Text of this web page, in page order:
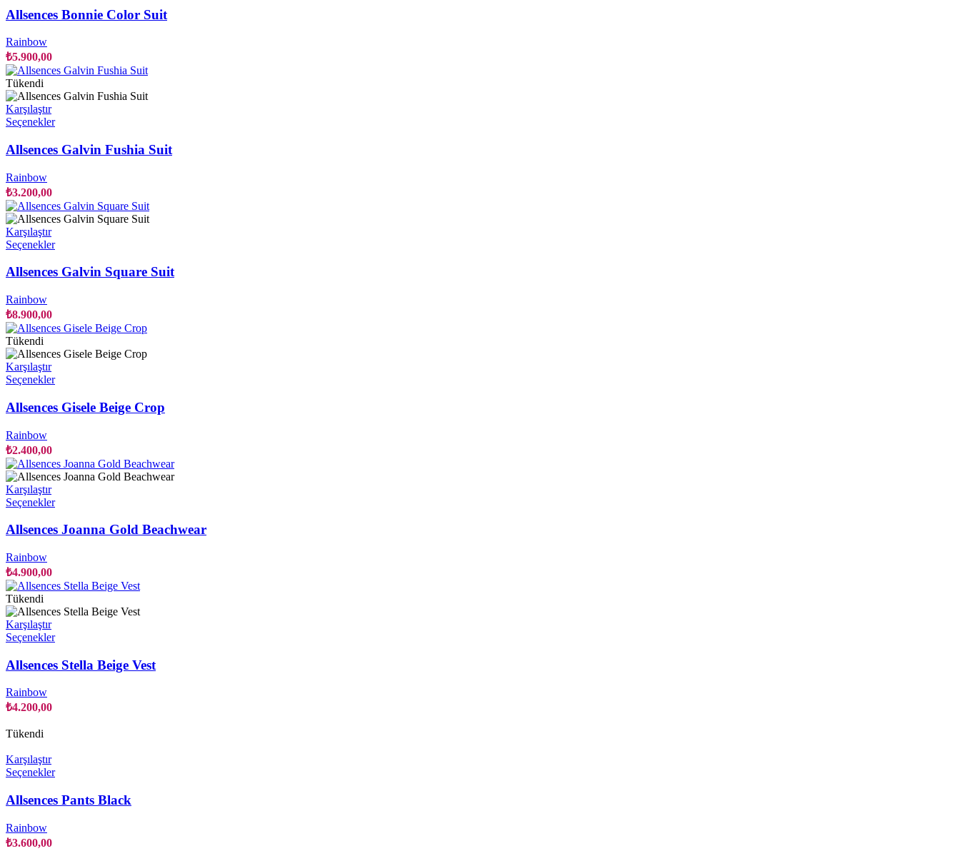
birden
fazla
ürün
seçilebilir
Allsences Bonnie Color Suit
Rainbow
₺5.900,00
Tükendi
Karşılaştır
SeçeneklerBu
birden
fazla
ürün
sayfasından
Allsences Galvin Fushia Suit
Rainbow
₺3.200,00
Karşılaştır
SeçeneklerBu
birden
ürün
seçilebilir
Allsences Galvin Square Suit
Rainbow
₺8.900,00
Tükendi
Karşılaştır
SeçeneklerBu
birden
fazla
ürün
sayfasından
Allsences Gisele Beige Crop
Rainbow
₺2.400,00
Karşılaştır
SeçeneklerBu
birden
ürün
seçilebilir
Allsences Joanna Gold Beachwear
Rainbow
₺4.900,00
Tükendi
Karşılaştır
SeçeneklerBu
birden
fazla
Allsences Stella Beige Vest
Rainbow
₺4.200,00
Tükendi
Karşılaştır
SeçeneklerBu
birden
fazla
Allsences Pants Black
Rainbow
₺3.600,00